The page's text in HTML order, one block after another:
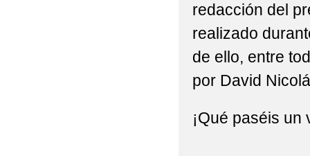
redacción del
realizado
de ello, entre
por David
¡Qué paséis un